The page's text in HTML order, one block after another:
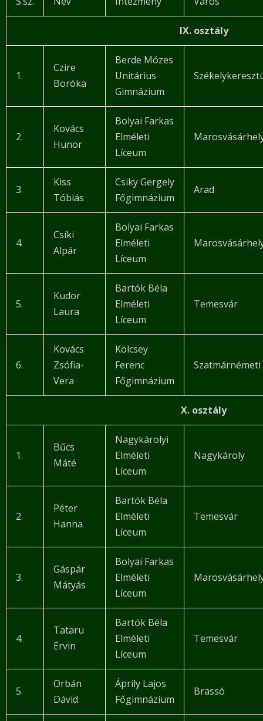
IX. osztály
1.
Czire
Boróka
Berde Mózes
Unitárius
Gimnázium
2.
Kovács
Hunor
Bolyai Farkas
Elméleti
Líceum
3.
Kiss
Tóbiás
Csiky Gergely
Főgimnázium
Arad
4.
Csíki
Alpár
Bolyai Farkas
Elméleti
Líceum
5.
Kudor
Laura
Bartók Béla
Elméleti
Líceum
Temesvár
6.
Kovács
Zsófia-
Vera
Kölcsey
Ferenc
Főgimnázium
Szatmárnémeti
X. osztály
1.
Bűcs
Máté
Nagykárolyi
Elméleti
Líceum
Nagykároly
2.
Péter
Hanna
Bartók Béla
Elméleti
Líceum
Temesvár
3.
Gáspár
Mátyás
Bolyai Farkas
Elméleti
Líceum
4.
Tataru
Ervin
Bartók Béla
Elméleti
Líceum
Temesvár
5.
Orbán
Dávid
Áprily Lajos
Főgimnázium
Brassó